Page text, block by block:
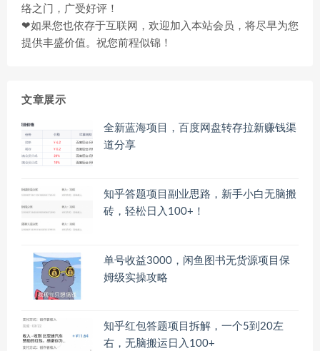
络之门，广受好评！
❤如果您也依存于互联网，欢迎加入本站会员，将尽早为您
提供丰盛价值。祝您前程似锦！
文章展示
全新蓝海项目，百度网盘转存拉新赚钱渠
道分享
知乎答题项目副业思路，新手小白无脑搬
砖，轻松日入100+！
单号收益3000，闲鱼图书无货源项目保
姆级实操攻略
知乎红包答题项目拆解，一个5到20左
右，无脑搬运日入100+